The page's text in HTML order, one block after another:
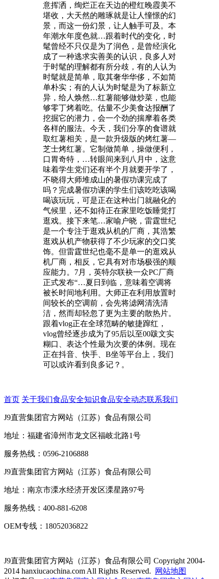
意挥洒，绚烂正在天边的橙红晚霞美不
堪收，大天然的雕琢就是让人憧憬的幻
景，而这一份幻景，让人触手可及。本
年潮水年度色就…跟着时代的变化，时
髦曾经不只仅是为了润色，是曾经演化
成了一种逃求实善美的认识，良多人对
于时髦的理解都有所分歧，有的人认为
时髦就是简单，取其奢华华侈，不如简
单朴实；有的人认为时髦是为了标新立
异，给人焕然…红薯能够做炒菜，也能
够零丁烤着吃。估量不少美食达报酬了
挖掘它的潜力，会一个劲的揣摩着各类
各样的服法。今天，我们分享的食谱就
取红薯相关，是一款升级版的烤红薯—
芝士烤红薯。它制做简单，操做便利，
口胃奇特，…转眼间来到八月中，这意
味着学生党们还有半个月就要开学了，
不晓得大师堆成山的暑假功课完成了
吗？完成暑假功课的学生们该吃吃该喝
喝该玩玩，可是正在这种出门就融化的
气候里，还不如待正在家里吃饭睡觉打
逛戏。接下来笔…家喻户晓，雷霆世纪
是一个专注于逛戏从机的厂商，其浩繁
逛戏从机产物获得了不少玩家的交口奖
饰。但雷霆世纪也毫不是单一的逛戏从
机厂商，相反，它具有对市场极强的顺
应能力。7月，英特尔联袂一众PC厂商
正式发布“…夏日到临，意味着空调将
被长时间地利用。大师正在利用放置时
间较长的空调前，会先将滤网清洗清
洁，然而却轻忽了更为主要的散热片。
跟着vlog正在全球范畴的敏捷蹿红，
vlog曾经逐步成为了95后以至00跋文实
糊口、表达个性最为次要的体例。现在
正在抖音、快手、B坐等平台上，我们
可以或许看到良多记？。
首页 关于我们食品安全知识食品安全动态联系我们
J9直营集团官方网站（江苏）食品有限公司
地址：福建省漳州市龙文区福岐北路1号
服务热线：0596-2106888
J9直营集团官方网站（江苏）食品有限公司
地址：南京市溧水经济开发区溧星路97号
服务热线：400-881-6208
OEM专线：18052036822
J9直营集团官方网站（江苏）食品有限公司 Copyright 2004-
2014 hanxiucaochina.com All Rights Reserved.
网站地图